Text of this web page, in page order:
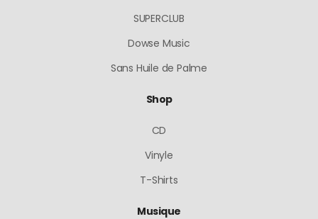
SUPERCLUB
Dowse Music
Sans Huile de Palme
Shop
CD
Vinyle
T-Shirts
Musique